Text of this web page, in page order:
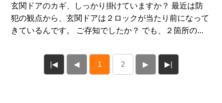
玄関ドアのカギ、しっかり掛けていますか？ 最近は防
犯の観点から、玄関ドアは２ロックが当たり前になって
きているんです。 ご存知でしたか？ でも、２箇所の...
|◀ ◀ 1 2 ▶ ▶|